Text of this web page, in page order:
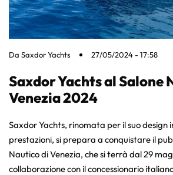
Da Saxdor Yachts 27/05/2024 - 17:58
Saxdor Yachts al Salone
Venezia 2024
Saxdor Yachts, rinomata per il suo design
prestazioni, si prepara a conquistare il
Nautico di Venezia, che si terrà dal 29
collaborazione con il concessionario